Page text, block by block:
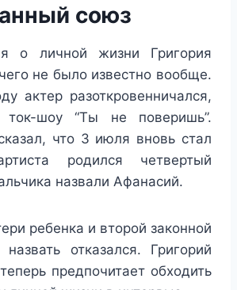
союз
о личной жизни Григория
не было известно вообще.
актер разоткровенничался,
ток-шоу “Ты не поверишь”.
что 3 июля вновь стал
родился четвертый
назвали Афанасий.
ребенка и второй законной
отказался. Григорий
предпочитает обходить